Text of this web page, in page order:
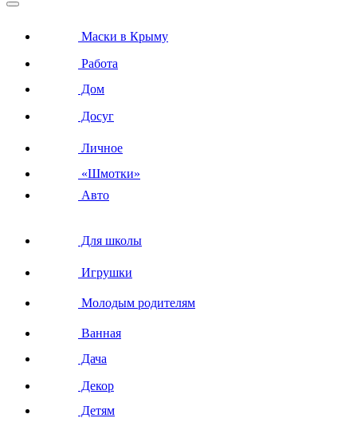
Маски в Крыму
Работа
Дом
Досуг
Личное
«Шмотки»
Авто
Для школы
Игрушки
Молодым родителям
Ванная
Дача
Декор
Детям